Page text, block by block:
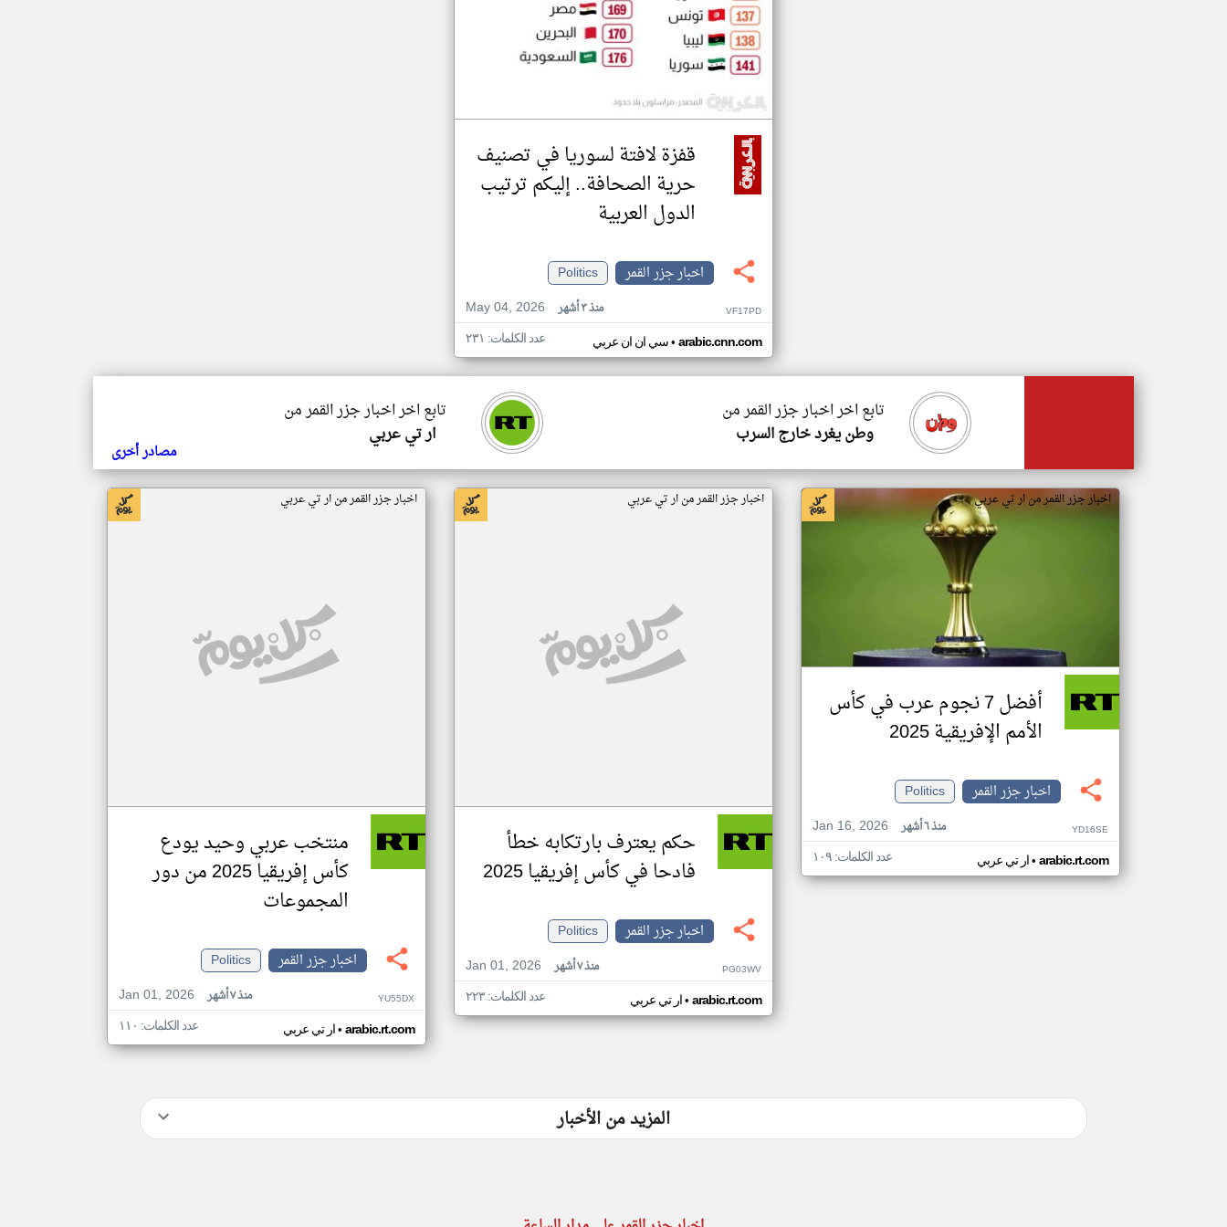
قفزة لافتة لسوريا في تصنيف
حرية الصحافة.. إليكم ترتيب
الدول العربية
اخبار جزر القمر
Politics
May 04, 2026
منذ ٣ أشهر VF17PD
سي ان ان عربي• arabic.cnn.com عدد الكلمات: ٢٣١
تابع اخر اخبار جزر القمر من
ار تي عربي
تابع اخر اخبار جزر القمر من
وطن يغرد خارج السرب
مصادر أخرى
اخبار جزر القمر من ار تي عربي
أفضل 7 نجوم عرب في كأس
الأمم الإفريقية 2025
اخبار جزر القمر
Politics
Jan 16, 2026
منذ ٦ أشهر YD16SE
ار تي عربي• arabic.rt.com عدد الكلمات: ١٠٩
اخبار جزر القمر من ار تي عربي
حكم يعترف بارتكابه خطأ
فادحا في كأس إفريقيا 2025
اخبار جزر القمر
Politics
Jan 01, 2026
منذ ٧ أشهر PG03WV
ار تي عربي• arabic.rt.com عدد الكلمات: ٢٢٣
اخبار جزر القمر من ار تي عربي
منتخب عربي وحيد يودع
كأس إفريقيا 2025 من دور
المجموعات
اخبار جزر القمر
Politics
Jan 01, 2026
منذ ٧ أشهر YU55DX
ار تي عربي• arabic.rt.com عدد الكلمات: ١١٠
المزيد من الأخبار